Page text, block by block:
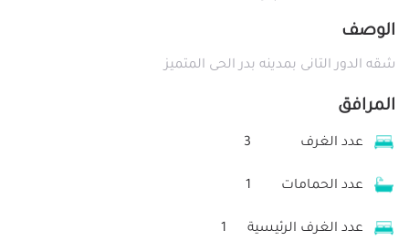
الوصف
شقه الدور التانى بمدينه بدر الحى المتميز
المرافق
عدد الغرف 3
عدد الحمامات 1
عدد الغرف الرئيسية 1